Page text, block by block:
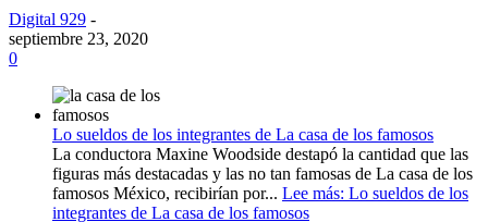
Digital 929 -
septiembre 23, 2020
0
Lo sueldos de los integrantes de La casa de los famosos
La conductora Maxine Woodside destapó la cantidad que las
figuras más destacadas y las no tan famosas de La casa de los
famosos México, recibirían por... Lee más: Lo sueldos de los
integrantes de La casa de los famosos